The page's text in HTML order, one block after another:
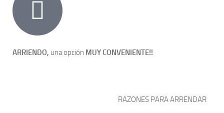
ARRIENDO, una opción MUY CONVENIENTE!!
RAZONES PARA ARRENDAR